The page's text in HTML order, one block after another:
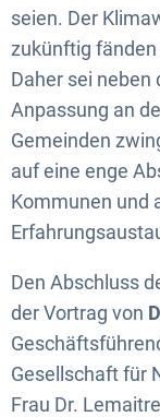
seien. Der
zukünftig
Daher sei neben
Anpassung an
Gemeinden
auf eine enge
Kommunen und
Den Abschluss
der Vortrag von
Gesellschaft für
Frau Dr.